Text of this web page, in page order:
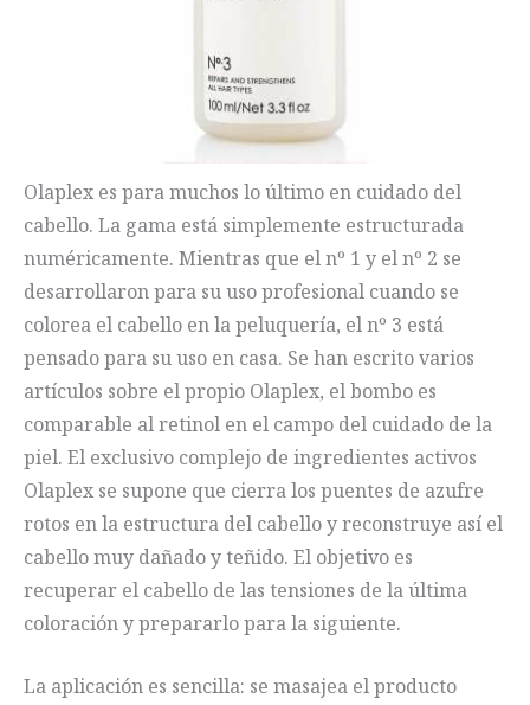
Olaplex es para muchos lo último en cuidado del
cabello. La gama está simplemente estructurada
numéricamente. Mientras que el nº 1 y el nº 2 se
desarrollaron para su uso profesional cuando se
colorea el cabello en la peluquería, el nº 3 está
pensado para su uso en casa. Se han escrito varios
artículos sobre el propio Olaplex, el bombo es
comparable al retinol en el campo del cuidado de la
piel. El exclusivo complejo de ingredientes activos
Olaplex se supone que cierra los puentes de azufre
rotos en la estructura del cabello y reconstruye así el
cabello muy dañado y teñido. El objetivo es
recuperar el cabello de las tensiones de la última
coloración y prepararlo para la siguiente.
La aplicación es sencilla: se masajea el producto